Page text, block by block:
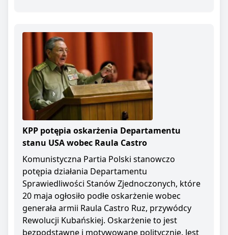
KPP potępia oskarżenia Departamentu
stanu USA wobec Raula Castro
Komunistyczna Partia Polski stanowczo
potępia działania Departamentu
Sprawiedliwości Stanów Zjednoczonych, które
20 maja ogłosiło podłe oskarżenie wobec
generała armii Raula Castro Ruz, przywódcy
Rewolucji Kubańskiej. Oskarżenie to jest
bezpodstawne i motywowane politycznie. Jest